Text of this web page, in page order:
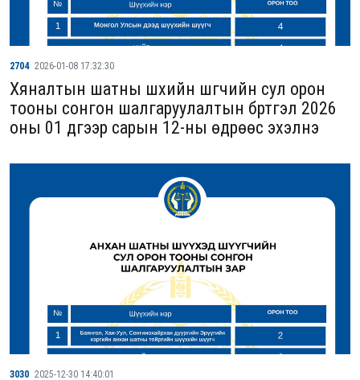
2704 2026-01-08 17:32:30
Хяналтын шатны шүүхийн шүүгчийн сул орон
тооны сонгон шалгаруулалтын бүртгэл 2026
оны 01 дүгээр сарын 12-ны өдрөөс эхэлнэ
3030 2025-12-30 14:40:01